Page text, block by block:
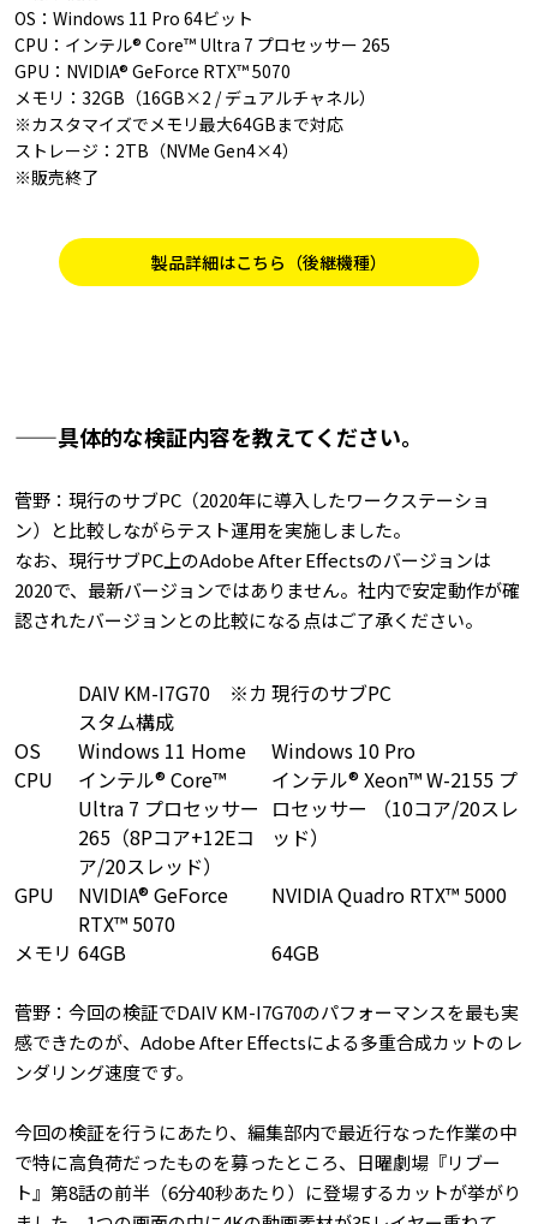
OS：Windows 11 Pro 64ビット
CPU：インテル® Core™ Ultra 7 プロセッサー 265
GPU：NVIDIA® GeForce RTX™ 5070
メモリ：32GB（16GB×2 / デュアルチャネル）
※カスタマイズでメモリ最大64GBまで対応
ストレージ：2TB（NVMe Gen4×4）
※販売終了
製品詳細はこちら（後継機種）
——具体的な検証内容を教えてください。
菅野：現行のサブPC（2020年に導入したワークステーショ
ン）と比較しながらテスト運用を実施しました。
なお、現行サブPC上のAdobe After Effectsのバージョンは
2020で、最新バージョンではありません。社内で安定動作が確
認されたバージョンとの比較になる点はご了承ください。
DAIV KM-I7G70 ※カ
スタム構成
現行のサブPC
OS
Windows 11 Home
Windows 10 Pro
CPU
インテル® Core™
Ultra 7 プロセッサー
265（8Pコア+12Eコ
ア/20スレッド）
インテル® Xeon™ W-2155 プ
ロセッサー （10コア/20スレ
ッド）
GPU
NVIDIA® GeForce
RTX™ 5070
NVIDIA Quadro RTX™ 5000
メモリ 64GB 64GB
菅野：今回の検証でDAIV KM-I7G70のパフォーマンスを最も実
感できたのが、Adobe After Effectsによる多重合成カットのレ
ンダリング速度です。
今回の検証を行うにあたり、編集部内で最近行なった作業の中
で特に高負荷だったものを募ったところ、日曜劇場『リブー
ト』第8話の前半（6分40秒あたり）に登場するカットが挙がり